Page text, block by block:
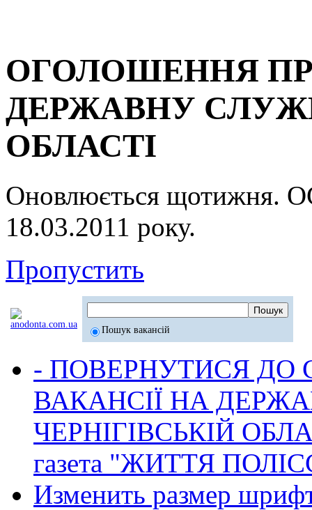
ОГОЛОШЕННЯ
ДЕРЖАВНУ
ОБЛАСТІ
Оновлюється
18.03.2011 року.
Пропустить
Пошук вакансій
- ПОВЕРНУТИСЯ ДО
ВАКАНСІЇ НА
ЧЕРНІГІВСЬКІЙ
газета "ЖИТТЯ
Изменить размер